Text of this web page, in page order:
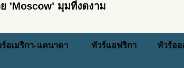
ย 'Moscow' มุมที่งดงาม
อเมริกา-แคนาดา ทัวร์แอฟริกา ทัวร์ออ